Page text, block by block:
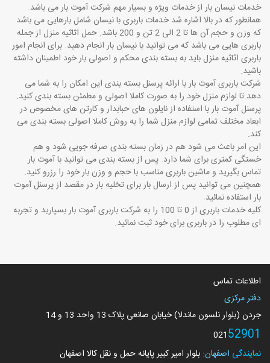
خدمات نیسان بار از خدمات ویژه و بسیار مهم شرکت آموت بار می باشد.
همانطور که در بالا اشاره شد خدمات باربری با نیسان شامل بارهایی می باشد
که وزن و حجم آن ها تا 2 الی 2 تن و 200 باشد. حمل اثاثیه منزل از جمله
باربری هایی می باشد که می توانید با نیسان بار انجام دهید. برای انجام امور
باربری اثاثیه منزل باید به بسته بندی محکم و اصولی بار خود اطمینان داشته
باشید.
شرکت باربری آموت بار با ارائه پرسنل بسته بندی این امکان را به شما می
دهد تا لوازم منزل خود را به صورت کاملا اصولی و مطمئن بسته بندی کنید.
پرسنل آموت بار با استفاده از نایلون های حبابدار و کارتن های مخصوص در
ابعاد مختلف تمامی لوازم منزل شما را به روش کاملا اصولی بسته بندی می
کند.
این امر باعث می شود هم در زمان بسته بندی صرفه جویی شود و هم
خستگی کمتری برای شما دارد. پس از بسته بندی می توانید با آموت بار
تماس بگیرید و ماشین باربری مناسب با حجم و وزن بار خود را رزرو کنید.
همچنین می توانید پس از ارسال بار برای تخلیه بار در مقصد از پرسنل آموت
بار استفاده نمائید.
کلیه خدمات باربری از 0 تا 100 را به شرکت باربری آموت بار بسپارید و تجربه
ای مطلوب را در باربری برای خود ثبت نمائید.
اطلاعات تماس
دفتر مرکزی
جردن (بلوار نلسون ماندلا) خیابان صانعی پلاک 13 واحد 13 و 14
02152901
نمایندگی اصفهان: بلوار امیر کبیر پایانه حمل و نقل کالا اصفهان